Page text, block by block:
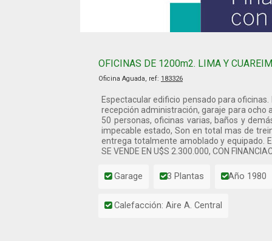
OFICINAS DE 1200m2. LIMA Y CUAREIM
Oficina Aguada, ref: 183326
Espectacular edificio pensado para
recepción administración, garaje para ocho
50 personas, oficinas varias, baños y
impecable estado, Son en total mas de
entrega totalmente amoblado y equipado.
SE VENDE EN U$S 2.300.000, CON
Garage 3 Plantas Año 1980
Calefacción: Aire A. Central